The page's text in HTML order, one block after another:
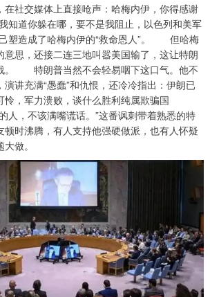
社交媒体上直接呛声：哈梅内伊，你得感谢
道你躲在哪，要不是我阻止，以色列和美军
塑造成了哈梅内伊的“救命恩人”。 但哈梅
意思，还接二连三地叫嚣美国输了，这让特朗
。 特朗普当然不会轻易咽下这口气。他不
讲充满“愚蠢”和仇恨，还冷冷指出：伊朗已
怜，军力溃败，谈什么胜利纯属欺骗国
，不该满嘴谎话。”这番讽刺带着熟悉的特
顿时沸腾，有人支持他强硬做派，也有人怀疑
做。